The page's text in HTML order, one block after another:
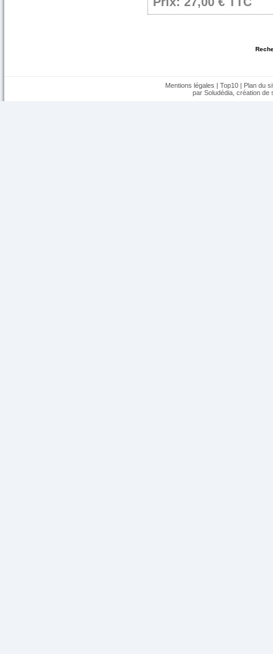
Mentions légales | Top10 | Plan du
par Soludédia, création de